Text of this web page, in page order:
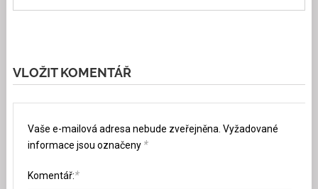
VLOŽIT KOMENTÁŘ
Vaše e-mailová adresa nebude zveřejněna. Vyžadované
informace jsou označeny *
Komentář:*